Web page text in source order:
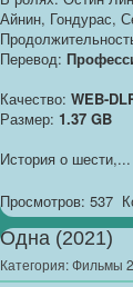
Айнин, Гондурас,
Перевод:
Качество: WEB-
Размер: 1.37 GB
История о шести,...
Просмотров: 537
Одна (2021)
Категория:Фильмы